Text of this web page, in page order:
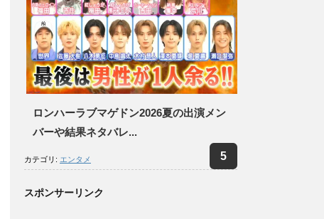
ロンハーラブマゲドン2026夏の出演メン
バーや結果ネタバレ...
カテゴリ: エンタメ
スポンサーリンク